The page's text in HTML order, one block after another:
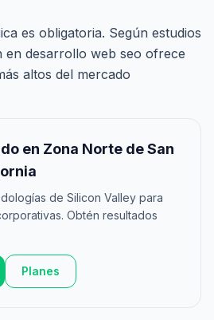
es obligatoria. Según estudios
en desarrollo web seo ofrece
altos del mercado
en Zona Norte de San
de Silicon Valley para
Obtén resultados
Planes